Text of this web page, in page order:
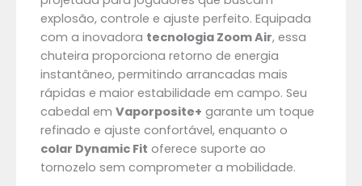
explosão, controle e ajuste perfeito. Equipada
com a inovadora tecnologia Zoom Air, essa
chuteira proporciona retorno de energia
instantâneo, permitindo arrancadas mais
rápidas e maior estabilidade em campo. Seu
cabedal em Vaporposite+ garante um toque
refinado e ajuste confortável, enquanto o
colar Dynamic Fit oferece suporte ao
tornozelo sem comprometer a mobilidade.